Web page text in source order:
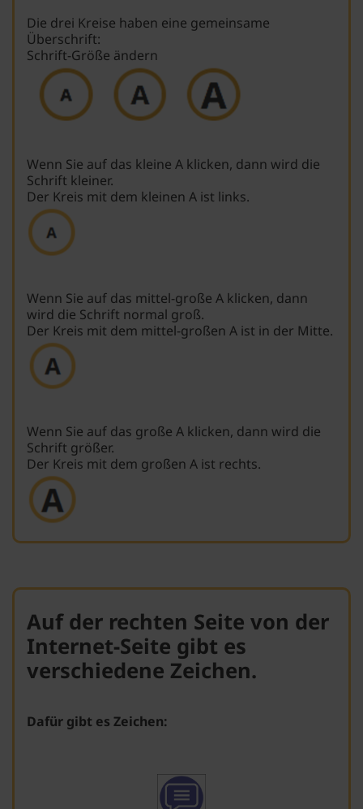
Die drei Kreise haben eine gemeinsame
Überschrift:
Schrift-Größe ändern
Wenn Sie auf das kleine A klicken, dann wird die
Schrift kleiner.
Der Kreis mit dem kleinen A ist links.
Wenn Sie auf das mittel-große A klicken, dann
wird die Schrift normal groß.
Der Kreis mit dem mittel-großen A ist in der Mitte.
Wenn Sie auf das große A klicken, dann wird die
Schrift größer.
Der Kreis mit dem großen A ist rechts.
Auf der rechten Seite von der
Internet-Seite gibt es
verschiedene Zeichen.
Dafür gibt es Zeichen: